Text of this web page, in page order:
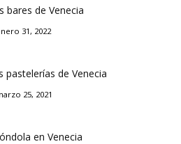
bares de Venecia
31, 2022
pastelerías de Venecia
25, 2021
en Venecia